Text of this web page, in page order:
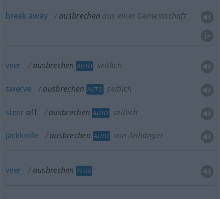
break away ausbrechen aus einer Gemeinschaft
veer ausbrechen AUTO seitlich
swerve ausbrechen AUTO seitlich
steer off ausbrechen AUTO seitlich
jackknife ausbrechen AUTO von Anhänger
veer ausbrechen FLUG